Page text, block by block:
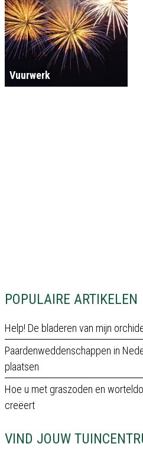
POPULAIRE ARTIKELEN
Help! De bladeren van mijn
Paardenweddenschappen in
plaatsen
Hoe u met graszoden en
creëert
VIND JOUW
Vuurwerk